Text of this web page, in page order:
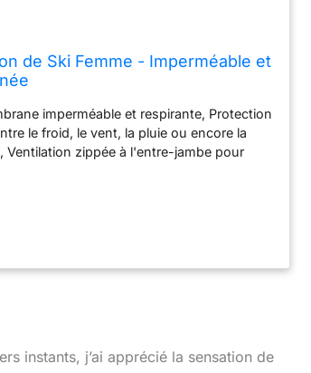
de Ski Femme - Imperméable et
imperméable et respirante, Protection
le froid, le vent, la pluie ou encore la
zippée à l'entre-jambe pour
Guêtres pare-neige et bas de
carres Praticité : Poches mains zippées
Coutures thermosoudées pour une
de ski pour femme Millet Nallo II Pant,
: 10 000 mm, Couleur : Black (noir)
instants, j’ai apprécié la sensation de